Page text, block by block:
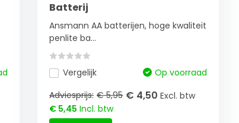
Batterij
Ansmann AA batterijen, hoge kwaliteit
penlite ba...
Vergelijk
Op voorraad
Adviesprijs: € 5,95 € 4,50Excl. btw
€ 5,45 Incl. btw